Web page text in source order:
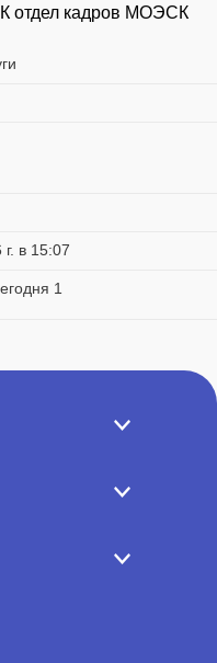
кадров МОЭСК
в 15:07
1